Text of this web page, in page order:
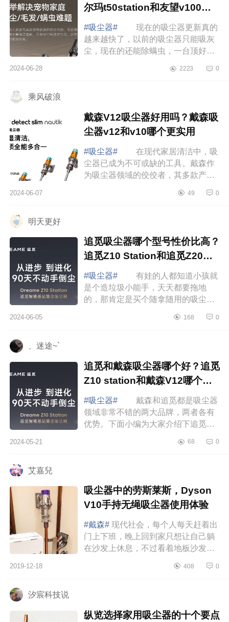
尔玛t50station和友望v100对
比哪个好
#吸尘器#
现在的吸尘器更新真的
越来越快了，以前的吸尘器只能吸灰
尘，现在的还能除螨虫，一台顶好几
还有自动集尘，用起来是越来越方便
2024-06-28 2223 0
乘风破浪
戴森V12吸尘器好用吗？戴森吸
尘器v12和v10哪个更实用
#吸尘器#
在现代家居清洁中，吸
尘器已成为不可或缺的工具。戴森作
为吸尘器领域的佼佼者，其多款产品
编为大家介绍下戴森V12吸尘器好用
2024-06-07 49 0
明天更好
追觅吸尘器哪个型号性价比高？
追觅Z10 Station和追觅Z20
Station怎么选
#吸尘器#
有娃的人都知道小孩就
是个造垃圾小能手，天天都要拖地
的，那肯定是买个随拿随用的吸尘器
2024-06-05 168 0
、迷途~`
追觅和戴森吸尘器哪个好？追觅
Z10 station和戴森V12哪个更
值得购买
#吸尘器#
戴森和追觅都是吸尘器
领域非常不错的两大品牌，两者各有
优势。下面小编为大家介绍下追觅和
和戴森V12哪个更值得购买 追觅
2024-05-21 68 0
艾嘉兒
吸尘器中的劳斯莱斯，Dyson
V10手持无绳吸尘器使用体验
#戴森# 现代社会，每个人每天赶着出
门上下班，晚上回到家只想让自己躺
在沙发上休息，不过看着地板沙发上
的毛发，又不得不把自己撑起来，勉
2019-12-18 408 0
汐宸科技说
纵览选择家用吸尘器的十个要点